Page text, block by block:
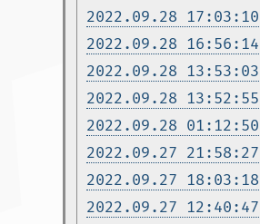
2022.09.28 17:03:10
2022.09.28 16:56:14
2022.09.28 13:53:03
2022.09.28 13:52:55
2022.09.28 01:12:50
2022.09.27 21:58:27
2022.09.27 18:03:18
2022.09.27 12:40:47